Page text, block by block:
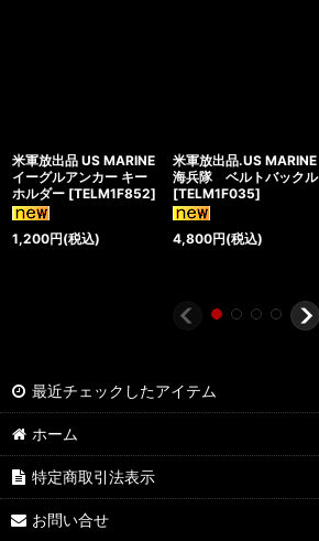
米軍放出品 US MARINE
イーグルアンカー キー
ホルダー [TELM1F852]
1,200円(税込)
米軍放出品.US MARINE
海兵隊 ベルトバックル
[TELM1F035]
4,800円(税込)
最近チェックしたアイテム
ホーム
特定商取引法表示
お問い合せ